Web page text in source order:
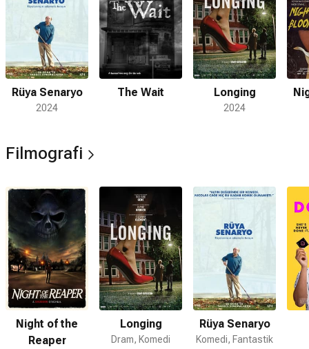
Rüya Senaryo
2024
The Wait Longing
2024
Filmografi
Night of the
Reaper
Longing
Dram, Komedi
Rüya Senaryo
Komedi, Fantastik